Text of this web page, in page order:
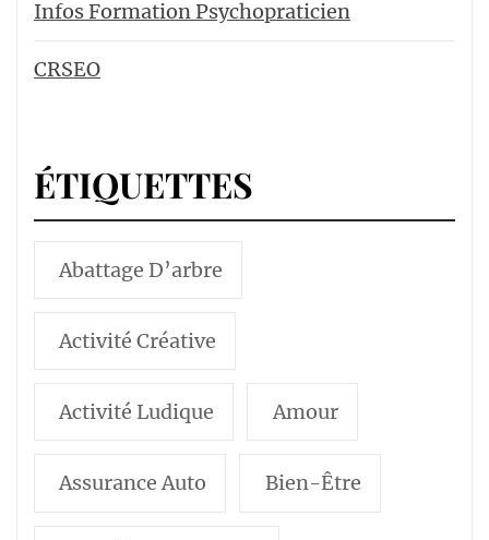
Infos Formation Psychopraticien
CRSEO
ÉTIQUETTES
Abattage D’arbre
Activité Créative
Activité Ludique Amour
Assurance Auto Bien-Être